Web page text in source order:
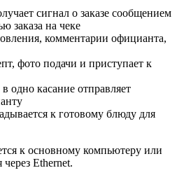
сигнал о заказе сообщением
заказа на чеке
комментарии официанта,
фото подачи и приступает к
одно касание отправляет
к готовому блюду для
к основному компьютеру или
Ethernet.